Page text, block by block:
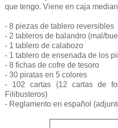
que tengo. Viene en caja
- 8 piezas de tablero reversibles
- 2 tableros de balandro (mal/
- 1 tablero de calabozo
- 1 tablero de ensenada de los
- 8 fichas de cofre de tesoro
- 30 piratas en 5 colores
- 102 cartas (12 cartas de
Filibusteros)
- Reglamento en español